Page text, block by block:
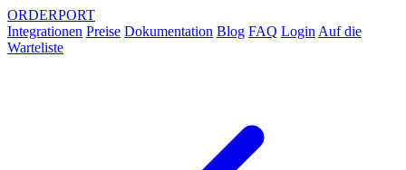
ORDERPORT
Integrationen Preise Dokumentation Blog FAQ Login Auf die
Warteliste